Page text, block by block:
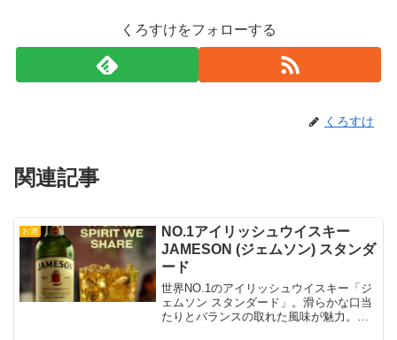
くろすけをフォローする
くろすけ
関連記事
お酒
NO.1アイリッシュウイスキー
JAMESON (ジェムソン) スタンダ
ード
世界NO.1のアイリッシュウイスキー「ジ
ェムソン スタンダード」。滑らかな口当
たりとバランスの取れた風味が魅力。初